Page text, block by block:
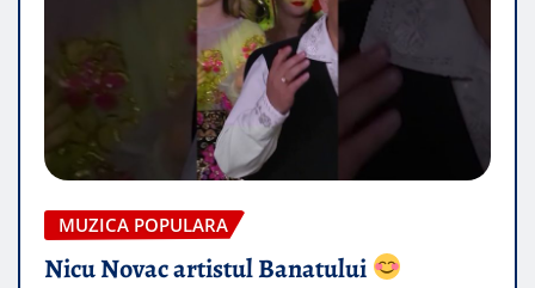
MUZICA POPULARA
Nicu Novac artistul Banatului